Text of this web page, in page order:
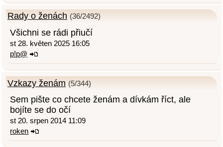
Rady o ženách (36/2492)
Všichni se rádi přiučí
st 28. květen 2025 16:05
p!p@
Vzkazy ženám (5/344)
Sem pište co chcete ženám a dívkám říct, ale
bojíte se do očí
st 20. srpen 2014 11:09
roken